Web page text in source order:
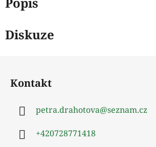
Diskuze
Kontakt
petra.drahotova@seznam.cz
+420728771418